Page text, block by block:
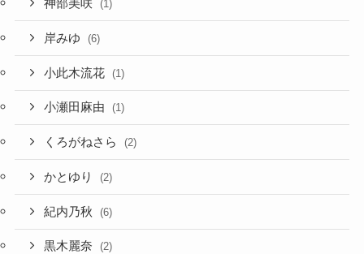
神部美咲 (1)
岸みゆ (6)
小此木流花 (1)
小瀬田麻由 (1)
くろがねさら (2)
かとゆり (2)
紀内乃秋 (6)
黒木麗奈 (2)